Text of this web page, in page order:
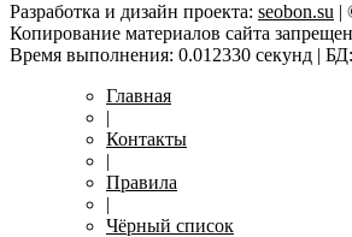
Разработка и дизайн проекта: seobon.su |
Копирование материалов сайта
Время выполнения: 0.012330 секунд | БД:
Главная
|
Контакты
|
Правила
|
Чёрный список